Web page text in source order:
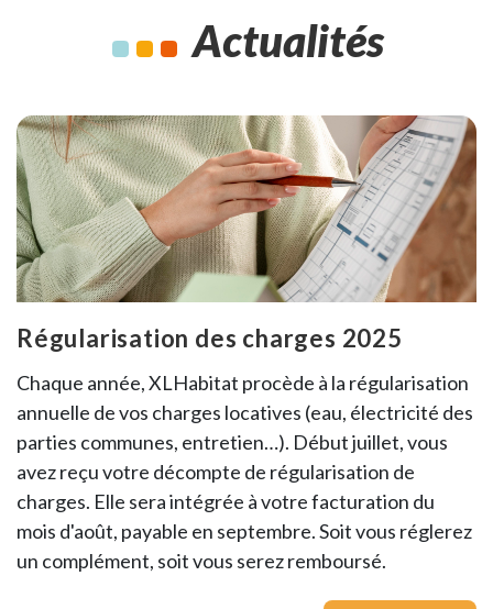
Actualités
Régularisation des charges 2025
Chaque année, XLHabitat procède à la régularisation
annuelle de vos charges locatives (eau, électricité des
parties communes, entretien…). Début juillet, vous
avez reçu votre décompte de régularisation de
charges. Elle sera intégrée à votre facturation du
mois d'août, payable en septembre. Soit vous réglerez
un complément, soit vous serez remboursé.